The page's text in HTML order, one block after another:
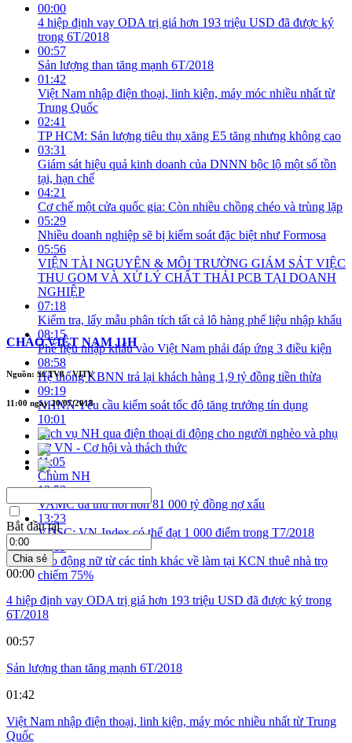
00:00
4 hiệp định vay ODA trị giá hơn 193 triệu USD đã được ký
trong 6T/2018
00:57
Sản lượng than tăng mạnh 6T/2018
01:42
Việt Nam nhập điện thoại, linh kiện, máy móc nhiều nhất từ
Trung Quốc
02:41
TP HCM: Sản lượng tiêu thụ xăng E5 tăng nhưng không cao
03:31
Giám sát hiệu quả kinh doanh của DNNN bộc lộ một số tồn
tại, hạn chế
04:21
Cơ chế một cửa quốc gia: Còn nhiều chồng chéo và trùng lặp
05:29
Nhiều doanh nghiệp sẽ bị kiểm soát đặc biệt như Formosa
05:56
VIỆN TÀI NGUYÊN & MÔI TRƯỜNG GIÁM SÁT VIỆC
THU GOM VÀ XỬ LÝ CHẤT THẢI PCB TẠI DOANH
NGHIỆP
07:18
Kiểm tra, lấy mẫu phân tích tất cả lô hàng phế liệu nhập khẩu
08:15
Phế liệu nhập khẩu vào Việt Nam phải đáp ứng 3 điều kiện
08:58
Hệ thống KBNN trả lại khách hàng 1,9 tỷ đồng tiền thừa
09:19
NHNN Yêu cầu kiểm soát tốc độ tăng trưởng tín dụng
10:01
Dịch vụ NH qua điện thoại di động cho người nghèo và phụ
nữ VN - Cơ hội và thách thức
11:05
Chùm NH
12:53
VAMC đã thu hồi hơn 81 000 tỷ đồng nợ xấu
13:23
VDSC: VN-Index có thể đạt 1 000 điểm trong T7/2018
14:19
Lao động nữ từ các tỉnh khác về làm tại KCN thuê nhà trọ
chiếm 75%
CHÀO VIỆT NAM 11H
Nguồn: SCTV8 - VITV
11:00 ngày 20/07/2018
Bắt đầu tại
Chia sẻ
00:00
4 hiệp định vay ODA trị giá hơn 193 triệu USD đã được ký trong
6T/2018
00:57
Sản lượng than tăng mạnh 6T/2018
01:42
Việt Nam nhập điện thoại, linh kiện, máy móc nhiều nhất từ Trung
Quốc